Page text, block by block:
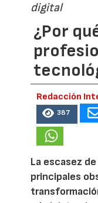
digital
¿Por
Redacción
387
La escasez
principales